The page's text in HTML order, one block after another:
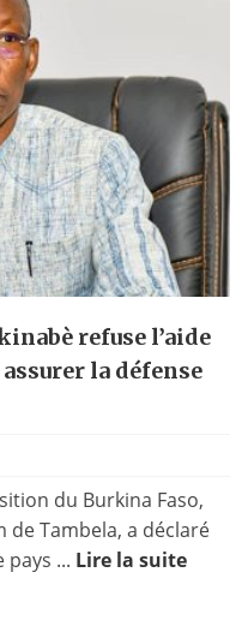
refuse l’aide
la défense
du Burkina Faso,
de Tambela, a déclaré
pays ... Lire la suite